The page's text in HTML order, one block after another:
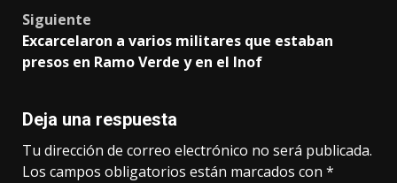
Siguiente
Excarcelaron a varios militares que estaban
presos en Ramo Verde y en el Inof
Deja una respuesta
Tu dirección de correo electrónico no será publicada.
Los campos obligatorios están marcados con *